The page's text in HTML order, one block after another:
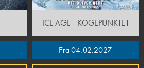
ICE AGE - KOGEPUNKTET
Fra 04.02.2027